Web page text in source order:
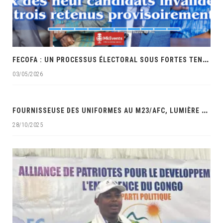
F
ECOFA : UN PROCESSUS ÉLECTORAL SOUS FORTES TENSIONS ET ACCUSATIONS DE FAVORITISME
03/05/2026
‎
FOURNISSEUSE DES UNIFORMES AU M23/AFC, LUMIÈRE MAUWA OCÉAN DANS LES VISEURS DES SERVICES DE SÉCURITÉ DE LA RDC‎
28/10/2025